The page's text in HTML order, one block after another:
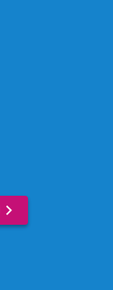
chevron_right